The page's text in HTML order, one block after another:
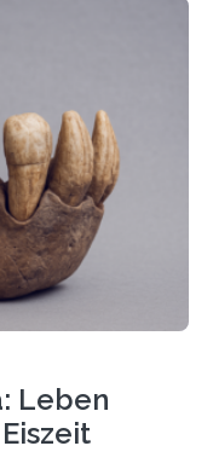
sich durch
Jun.-Prof. Dr.
an der
(JGU), und ihr
in Tansania
die Tremore
Ort in…
Leben